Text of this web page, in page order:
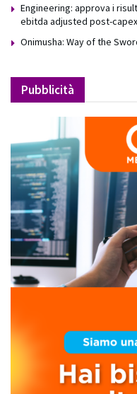
Engineering: approva i
ebitda adjusted post-
Onimusha: Way of the
Pubblicità